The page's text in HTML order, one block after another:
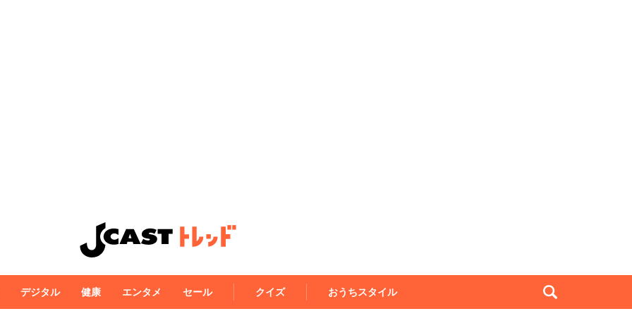
デジタル 健康 エンタメ セール クイズ おうちスタイル